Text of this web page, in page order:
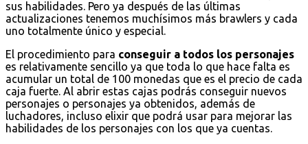
sus habilidades. Pero ya después de las últimas
actualizaciones tenemos muchísimos más brawlers y cada
uno totalmente único y especial.
El procedimiento para conseguir a todos los personajes
es relativamente sencillo ya que toda lo que hace falta es
acumular un total de 100 monedas que es el precio de cada
caja fuerte. Al abrir estas cajas podrás conseguir nuevos
personajes o personajes ya obtenidos, además de
luchadores, incluso elixir que podrá usar para mejorar las
habilidades de los personajes con los que ya cuentas.